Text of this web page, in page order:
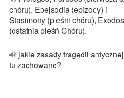
chóru), Epejsodia (epizody) i
Stasimony (pieśni chóru), Exodos
(ostatnia pieśń Chóru).
jakie zasady tragedii
tu zachowane?